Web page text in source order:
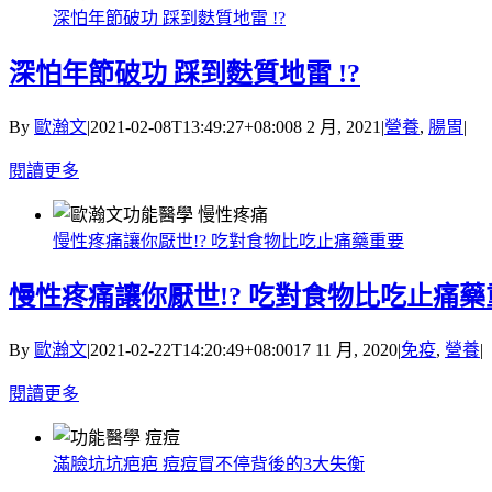
深怕年節破功 踩到麩質地雷 !?
深怕年節破功 踩到麩質地雷 !?
By 歐瀚文|2021-02-08T13:49:27+08:008 2 月, 2021 |營養, 腸胃|
閱讀更多
慢性疼痛讓你厭世!? 吃對食物比吃止痛藥重要
慢性疼痛讓你厭世!? 吃對食物比吃止痛藥
By 歐瀚文|2021-02-22T14:20:49+08:0017 11 月, 2020|免疫, 營養|
閱讀更多
滿臉坑坑疤疤 痘痘冒不停背後的3大失衡